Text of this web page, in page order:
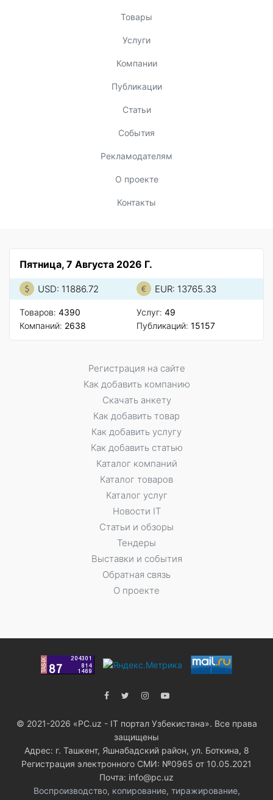
Товары
Услуги
Компании
Публикации
Статьи
События
Рекламодателям
О проекте
Контакты
Пятница, 7 Августа 2026 Г.
USD: 11886.72 EUR: 13765.33
Товаров: 4390
Компаний: 2638
Услуг: 49
Публикаций: 15157
Регистрация на сайте
Как добавить компанию
Скачать анкету
Как добавить товар
Как добавить услугу
Как добавить статью
Каталог компаний
Каталог товаров
Каталог услуг
Новости IT
Статьи и обзоры
Тендеры
Выставки и события
Обратная связь
О проекте
© 2021-2026 «PC.uz - IT портал Узбекистана». Все права
защищены
Адрес: г. Ташкент, Яшнабадский район, ул. Боткина, 8
Регистрация электронного СМИ: №0965 от 10.05.2021
Почта: info@pc.uz
Воспроизводство, копирование, тиражирование,